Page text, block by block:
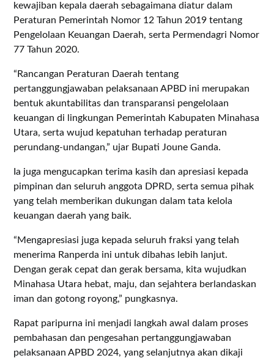
kewajiban kepala daerah sebagaimana diatur dalam
Peraturan Pemerintah Nomor 12 Tahun 2019 tentang
Pengelolaan Keuangan Daerah, serta Permendagri Nomor
77 Tahun 2020.
“Rancangan Peraturan Daerah tentang
pertanggungjawaban pelaksanaan APBD ini merupakan
bentuk akuntabilitas dan transparansi pengelolaan
keuangan di lingkungan Pemerintah Kabupaten Minahasa
Utara, serta wujud kepatuhan terhadap peraturan
perundang-undangan,” ujar Bupati Joune Ganda.
Ia juga mengucapkan terima kasih dan apresiasi kepada
pimpinan dan seluruh anggota DPRD, serta semua pihak
yang telah memberikan dukungan dalam tata kelola
keuangan daerah yang baik.
“Mengapresiasi juga kepada seluruh fraksi yang telah
menerima Ranperda ini untuk dibahas lebih lanjut.
Dengan gerak cepat dan gerak bersama, kita wujudkan
Minahasa Utara hebat, maju, dan sejahtera berlandaskan
iman dan gotong royong,” pungkasnya.
Rapat paripurna ini menjadi langkah awal dalam proses
pembahasan dan pengesahan pertanggungjawaban
pelaksanaan APBD 2024, yang selanjutnya akan dikaji